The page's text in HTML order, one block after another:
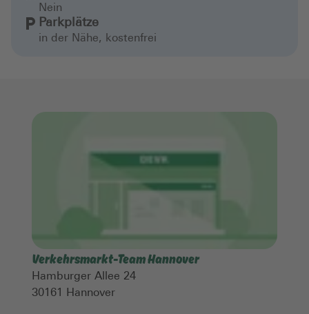
Nein
Parkplätze
in der Nähe, kostenfrei
Verkehrsmarkt-Team Hannover
Hamburger Allee 24
30161 Hannover